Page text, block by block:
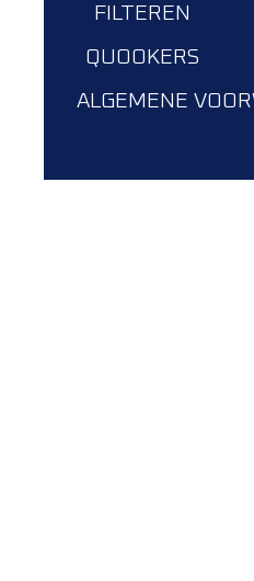
FILTEREN
QUOOKERS
ALGEMENE